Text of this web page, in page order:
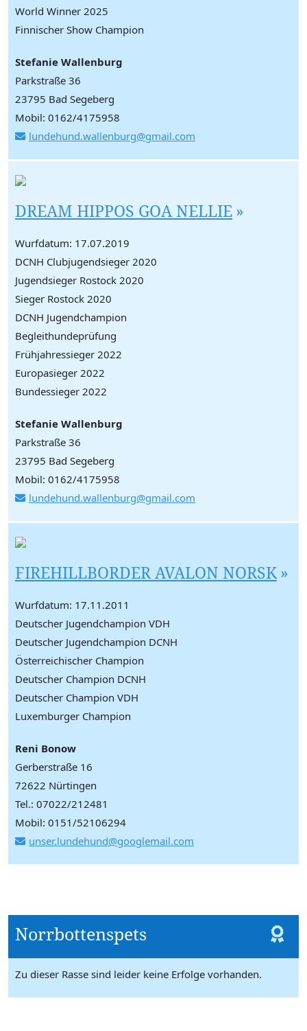
World Winner 2025
Finnischer Show Champion
Stefanie Wallenburg
Parkstraße 36
23795 Bad Segeberg
Mobil: 0162/4175958
lundehund.wallenburg@gmail.com
DREAM HIPPOS GOA NELLIE
Wurfdatum: 17.07.2019
DCNH Clubjugendsieger 2020
Jugendsieger Rostock 2020
Sieger Rostock 2020
DCNH Jugendchampion
Begleithundeprüfung
Frühjahressieger 2022
Europasieger 2022
Bundessieger 2022
Stefanie Wallenburg
Parkstraße 36
23795 Bad Segeberg
Mobil: 0162/4175958
lundehund.wallenburg@gmail.com
FIREHILLBORDER AVALON NORSK
Wurfdatum: 17.11.2011
Deutscher Jugendchampion VDH
Deutscher Jugendchampion DCNH
Österreichischer Champion
Deutscher Champion DCNH
Deutscher Champion VDH
Luxemburger Champion
Reni Bonow
Gerberstraße 16
72622 Nürtingen
Tel.: 07022/212481
Mobil: 0151/52106294
unser.lundehund@googlemail.com
Norrbottenspets
Zu dieser Rasse sind leider keine Erfolge vorhanden.